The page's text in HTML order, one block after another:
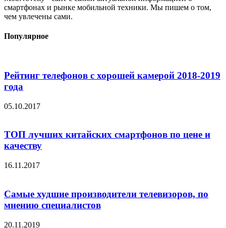
смартфонах и рынке мобильной техники. Мы пишем о том,
чем увлечены сами.
Популярное
Рейтинг телефонов с хорошей камерой 2018-2019
года
05.10.2017
ТОП лучших китайских смартфонов по цене и
качеству
16.11.2017
Самые худшие производители телевизоров, по
мнению специалистов
20.11.2019